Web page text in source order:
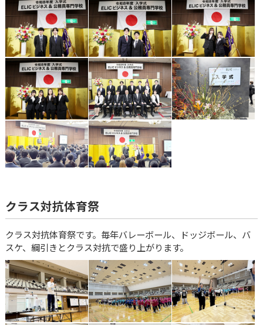
クラス対抗体育祭
クラス対抗体育祭です。毎年バレーボール、ドッジボール、バ
スケ、綱引きとクラス対抗で盛り上がります。